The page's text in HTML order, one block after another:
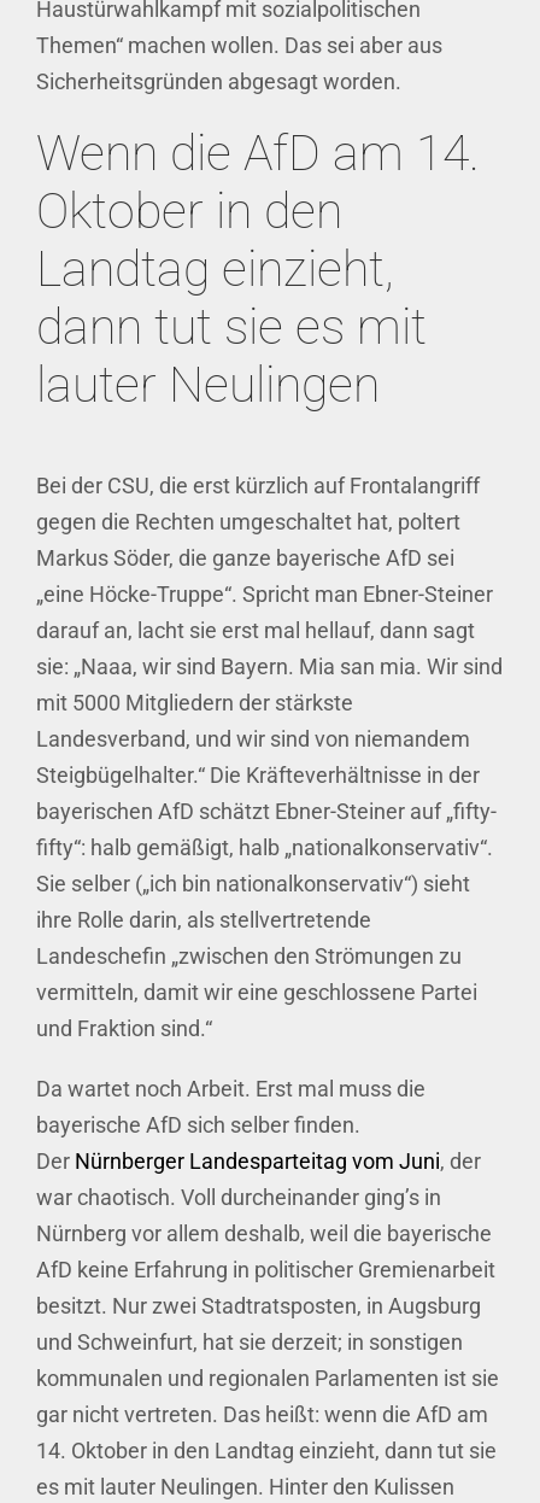
Haustürwahlkampf mit sozialpolitischen
Themen“ machen wollen. Das sei aber aus
Sicherheitsgründen abgesagt worden.
Wenn die AfD am 14.
Oktober in den
Landtag einzieht,
dann tut sie es mit
lauter Neulingen
Bei der CSU, die erst kürzlich auf Frontalangriff
gegen die Rechten umgeschaltet hat, poltert
Markus Söder, die ganze bayerische AfD sei
„eine Höcke-Truppe“. Spricht man Ebner-Steiner
darauf an, lacht sie erst mal hellauf, dann sagt
sie: „Naaa, wir sind Bayern. Mia san mia. Wir sind
mit 5000 Mitgliedern der stärkste
Landesverband, und wir sind von niemandem
Steigbügelhalter.“ Die Kräfteverhältnisse in der
bayerischen AfD schätzt Ebner-Steiner auf „fifty-
fifty“: halb gemäßigt, halb „nationalkonservativ“.
Sie selber („ich bin nationalkonservativ“) sieht
ihre Rolle darin, als stellvertretende
Landeschefin „zwischen den Strömungen zu
vermitteln, damit wir eine geschlossene Partei
und Fraktion sind.“
Da wartet noch Arbeit. Erst mal muss die
bayerische AfD sich selber finden.
Der Nürnberger Landesparteitag vom Juni, der
war chaotisch. Voll durcheinander ging’s in
Nürnberg vor allem deshalb, weil die bayerische
AfD keine Erfahrung in politischer Gremienarbeit
besitzt. Nur zwei Stadtratsposten, in Augsburg
und Schweinfurt, hat sie derzeit; in sonstigen
kommunalen und regionalen Parlamenten ist sie
gar nicht vertreten. Das heißt: wenn die AfD am
14. Oktober in den Landtag einzieht, dann tut sie
es mit lauter Neulingen. Hinter den Kulissen